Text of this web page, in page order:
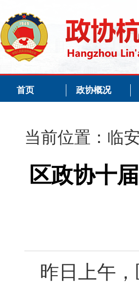
首页 政协概况
当前位置： 临
区政协十
昨日上午